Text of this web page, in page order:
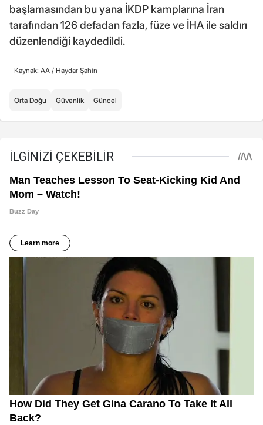
başlamasından bu yana İKDP kamplarına İran
tarafından 126 defadan fazla, füze ve İHA ile saldırı
düzenlendiği kaydedildi.
Kaynak: AA / Haydar Şahin
Orta Doğu Güvenlik Güncel